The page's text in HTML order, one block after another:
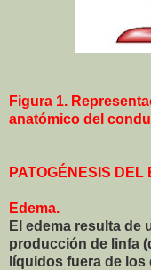
Figura 1.
anatómico del
PATOGÉNESIS
Edema.
El edema resulta de
producción de linfa
líquidos fuera de los